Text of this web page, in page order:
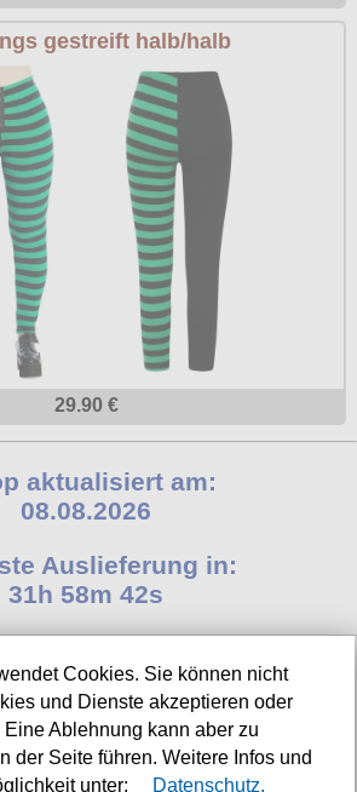
gestreift halb/halb
29.90 €
aktualisiert am:
08.08.2026
Auslieferung in:
31h 58m 42s
Cookies. Sie können nicht
und Dienste akzeptieren oder
Ablehnung kann aber zu
der Seite führen. Weitere Infos und
unter:
Datenschutz.